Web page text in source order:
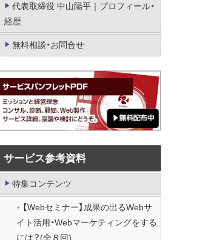
代表取締役 中山陽平｜プロフィール・
経歴
無料相談・お問合せ
サービス参考資料
特集コンテンツ
【Webセミナー】成果の出るWebサ
イト活用・Webマーケティングをする
には？(全８回)